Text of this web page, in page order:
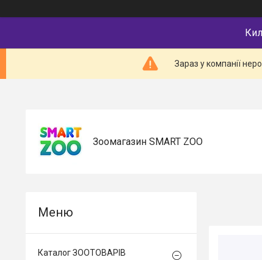
Зараз у компанії
Зоомагазин SMART ZOO
Каталог ЗООТОВАРІВ